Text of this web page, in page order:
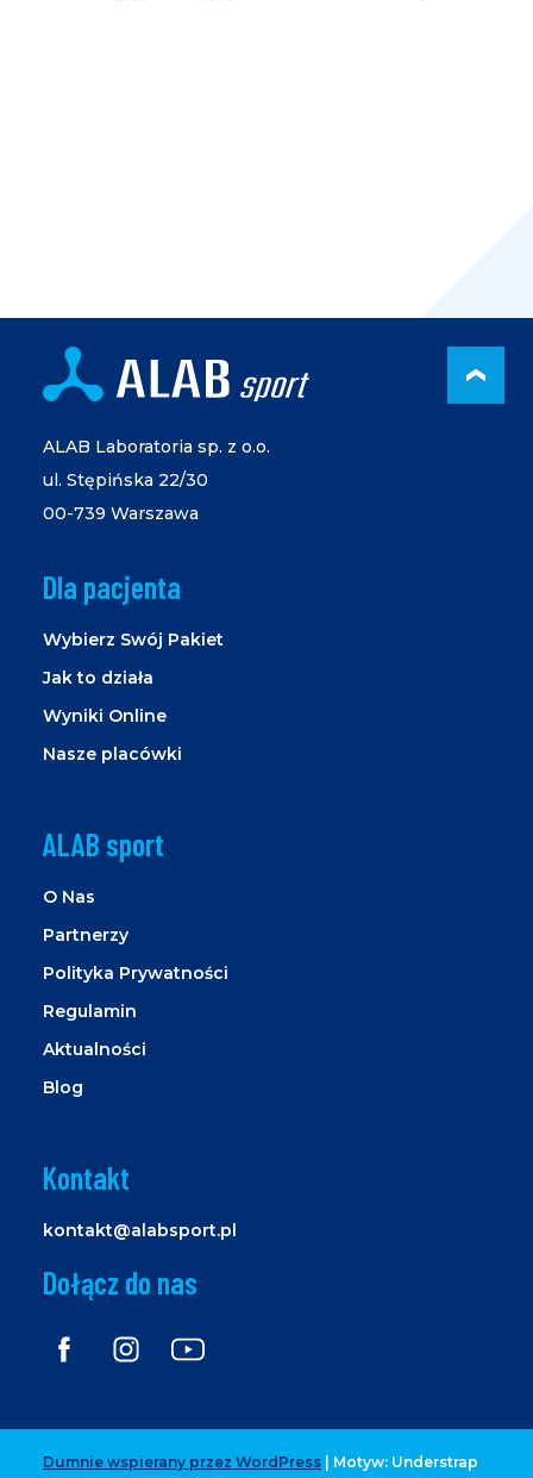
ALAB Laboratoria sp. z o.o.
ul. Stępińska 22/30
00-739 Warszawa
Dla pacjenta
Wybierz Swój Pakiet
Jak to działa
Wyniki Online
Nasze placówki
ALAB sport
O Nas
Partnerzy
Polityka Prywatności
Regulamin
Aktualności
Blog
Kontakt
kontakt@alabsport.pl
Dołącz do nas
Dumnie wspierany przez WordPress
Motyw: Understrap